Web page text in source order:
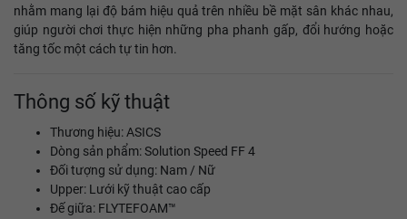
nhằm mang lại độ bám hiệu quả trên nhiều bề mặt sân khác nhau,
giúp người chơi thực hiện những pha phanh gấp, đổi hướng hoặc
tăng tốc một cách tự tin hơn.
Thông số kỹ thuật
Thương hiệu: ASICS
Dòng sản phẩm: Solution Speed FF 4
Đối tượng sử dụng: Nam / Nữ
Upper: Lưới kỹ thuật cao cấp
Đế giữa: FLYTEFOAM™